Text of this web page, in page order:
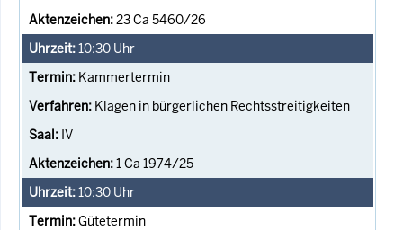
23 Ca 5460/26
10:30 Uhr
Kammertermin
Klagen in bürgerlichen Rechtsstreitigkeiten
IV
1 Ca 1974/25
10:30 Uhr
Gütetermin